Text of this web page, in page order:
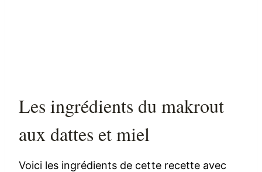
Les ingrédients du makrout
aux dattes et miel
Voici les ingrédients de cette recette avec